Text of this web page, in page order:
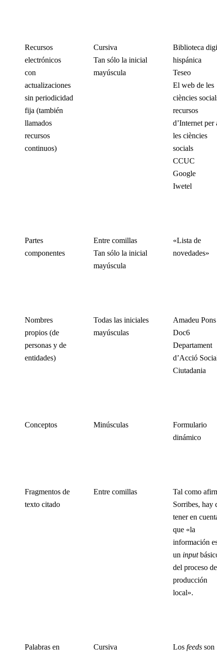
Recursos
electrónicos
con
actualizaciones
sin periodicidad
fija (también
llamados
recursos
continuos)
Cursiva
Tan sólo la inicial
mayúscula
Biblioteca
hispánica
Teseo
El web de les
ciències
recursos
d’Internet per
les ciències
socials
CCUC
Google
Iwetel
Partes
componentes
Entre comillas
Tan sólo la inicial
mayúscula
«Lista de
novedades»
Nombres
propios (de
personas y de
entidades)
Todas las iniciales
mayúsculas
Amadeu Pons
Doc6
Departament
d’Acció
Ciutadania
Conceptos Minúsculas
Formulario
dinámico
Fragmentos de
texto citado
Entre comillas
Tal como
Sorribes, hay
tener en
que «la
información
un input
del proceso de
producción
local».
Palabras en Cursiva Los feeds son